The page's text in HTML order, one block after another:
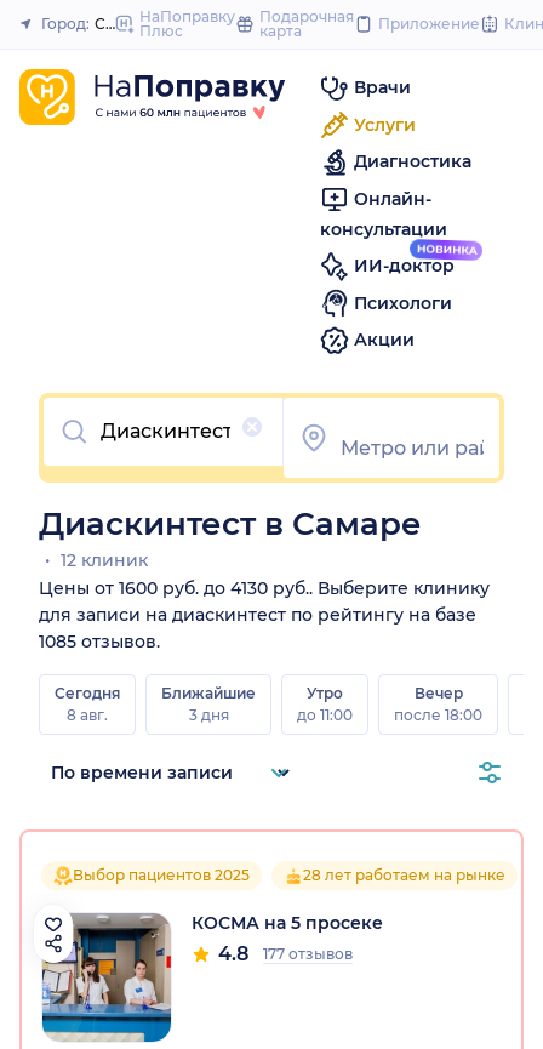
to
Закрыть
Город: СамараНаПоправку
Плюс
Подарочная
карта
Приложение
Врачи
Услуги
Диагностика
Онлайн-
консультации
ИИ-доктор
Психологи
Акции
Очистить
Диаскинтест в Самаре
12 клиник
Цены от 1600 руб. до 4130 руб.. Выберите клинику
для записи на диаскинтест по рейтингу на базе
1085 отзывов.
Сегодня
8 авг.
Ближайшие
3 дня
Утро
до 11:00
Вечер
после 18:00
Выбор пациентов 2025 28 лет работаем на рынке
КОСМА на 5 просеке
4.8 177 отзывов